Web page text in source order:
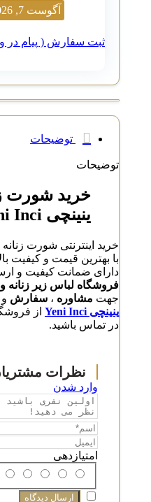
آگوست 7, 2026
ثبت سفارش ( پیام در
توضیحات
توضیحات
خرید شورت
ینینچی Yeni Inci کد 902
با بهترین قیمت و کیفیت بالا از
دارای ضمانت کیفیت و
فروشگاه لباس زیر زنانه و
جهتمشاوره،سفارشوخرید
ینینچی Yeni Inci
از فروشگاه
در تماس باشید.
وارد شدن
امتیازدهی